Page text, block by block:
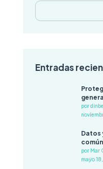
Buscar:
Entradas
por
Datos
común
por Mar
mayo